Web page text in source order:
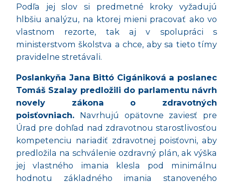
Podľa jej slov si predmetné
kroky vyžadujú
hlbšiu analýzu, na ktorej mieni pracovať ako vo
vlastnom rezorte, tak aj v spolupráci s
ministerstvom školstva a chce, aby sa tieto tímy
pravidelne stretávali.
Poslankyňa Jana Bittó Cigániková a poslanec
Tomáš Szalay predložili do parlamentu návrh
novely zákona o zdravotných
poisťovniach. Navrhujú opätovne zaviesť pre
Úrad pre dohľad nad zdravotnou starostlivosťou
kompetenciu nariadiť zdravotnej poisťovni, aby
predložila na schválenie ozdravný plán, ak výška
jej vlastného imania klesla pod minimálnu
hodnotu základného imania stanoveného